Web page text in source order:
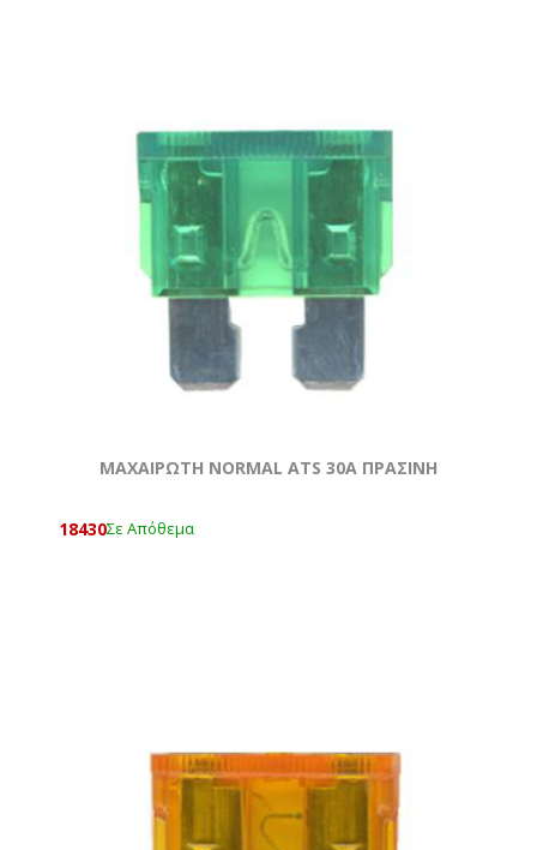
ΜΑΧΑΙΡΩΤΗ NORMAL ATS 30A ΠΡΑΣΙΝΗ
18430Σε Απόθεμα